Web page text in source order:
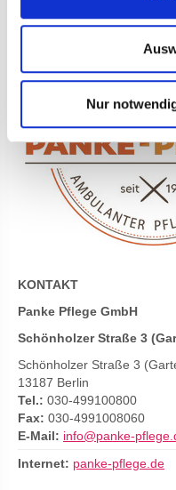
Nur
KONTAKT
Panke Pflege GmbH
Schönholzer Straße 3
Schönholzer Straße 3
13187 Berlin
Tel.: 030-499100800
Fax: 030-4991008060
E-Mail: info@panke-
Internet: panke-pflege.de